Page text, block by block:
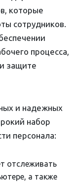
которые
сотрудников.
процесса,
защите
и надежных
набор
персонала:
отслеживать
а также